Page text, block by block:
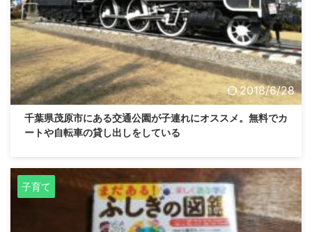
2018/6/28
千葉県茂原市にある交通公園が子連れにオススメ。無料でカ
ートや自転車の貸し出しをしている
子育て